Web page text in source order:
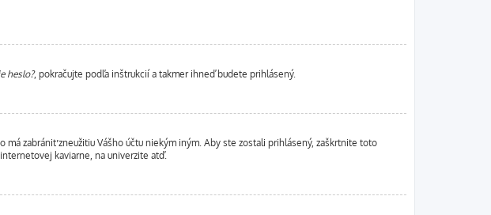
heslo?, pokračujte podľa inštrukcií a takmer ihneď budete prihlásený.
zabrániť zneužitiu Vášho účtu niekým iným. Aby ste zostali prihlásený, zaškrtnite toto
kaviarne, na univerzite atď.